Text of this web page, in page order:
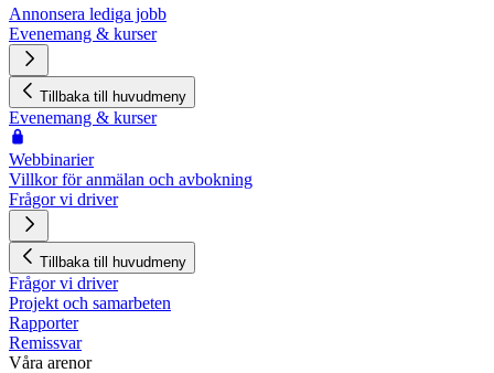
Annonsera lediga jobb
Evenemang & kurser
Tillbaka till huvudmeny
Evenemang & kurser
Webbinarier
Villkor för anmälan och avbokning
Frågor vi driver
Tillbaka till huvudmeny
Frågor vi driver
Projekt och samarbeten
Rapporter
Remissvar
Våra arenor